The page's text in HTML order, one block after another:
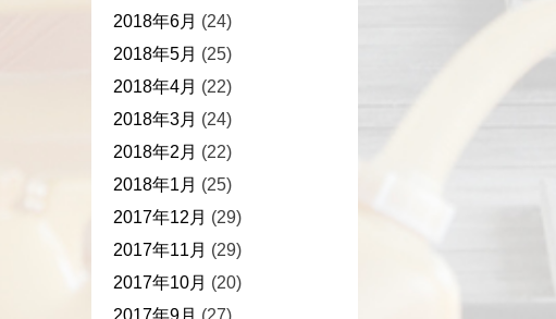
2018年6月 (24)
2018年5月 (25)
2018年4月 (22)
2018年3月 (24)
2018年2月 (22)
2018年1月 (25)
2017年12月 (29)
2017年11月 (29)
2017年10月 (20)
2017年9月 (27)